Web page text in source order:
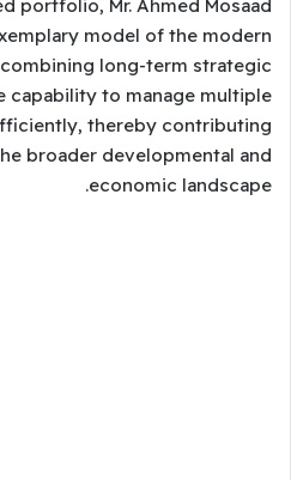
portfolio, Mr. Ahmed Mosaad
model of the modern
long-term strategic
capability to manage multiple
thereby contributing
broader developmental and
economic landscape.